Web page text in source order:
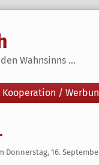
Wahnsinns ...
Kooperation /
Donnerstag, 16.